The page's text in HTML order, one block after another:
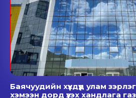
Баячуудийн хүүхдүүд улам
хэмээн дорд үзэх хандлага